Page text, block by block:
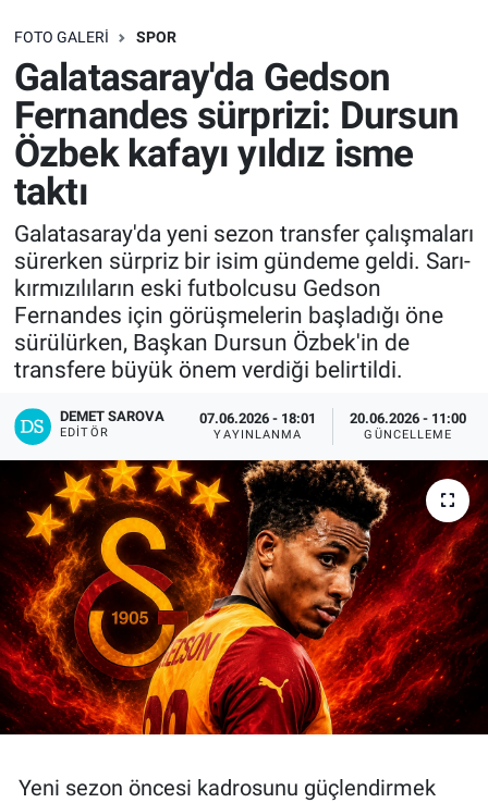
FOTO GALERI SPOR
Galatasaray'da Gedson
Fernandes sürprizi: Dursun
Özbek kafayı yıldız isme
taktı
Galatasaray'da yeni sezon transfer çalışmaları
sürerken sürpriz bir isim gündeme geldi. Sarı-
kırmızılıların eski futbolcusu Gedson
Fernandes için görüşmelerin başladığı öne
sürülürken, Başkan Dursun Özbek'in de
transfere büyük önem verdiği belirtildi.
DEMET SAROVA
EDITÖR
07.06.2026 - 18:01
YAYINLANMA
20.06.2026 - 11:00
GÜNCELLEME
Yeni sezon öncesi kadrosunu güçlendirmek
SAĞLIK
EKONOMİ
EĞİTİM
ÖZEL HABER
Keşfet
ASTROLOJİ
MANŞET
RESMİ İLANLAR
İLAN
Bize ulaşın
İletişim/Künye
Yaşam
Gözden Kaçmasın